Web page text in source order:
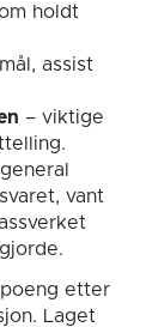
holdt
assist
– viktige
vant
etter
Laget